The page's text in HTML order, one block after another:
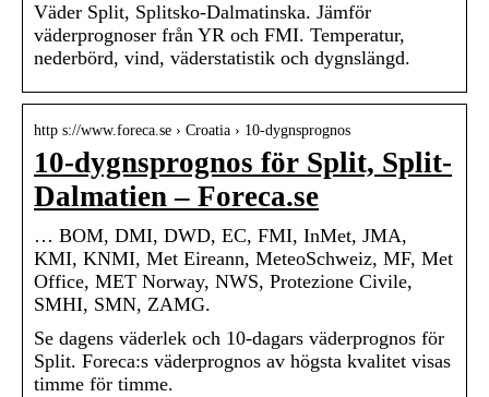
Väder Split, Splitsko-Dalmatinska. Jämför
väderprognoser från YR och FMI. Temperatur,
nederbörd, vind, väderstatistik och dygnslängd.
http s://www.foreca.se › Croatia › 10-dygnsprognos
10-dygnsprognos för Split, Split-
Dalmatien – Foreca.se
… BOM, DMI, DWD, EC, FMI, InMet, JMA,
KMI, KNMI, Met Eireann, MeteoSchweiz, MF, Met
Office, MET Norway, NWS, Protezione Civile,
SMHI, SMN, ZAMG.
Se dagens väderlek och 10-dagars väderprognos för
Split. Foreca:s väderprognos av högsta kvalitet visas
timme för timme.